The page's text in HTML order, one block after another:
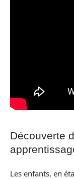
Découverte
Les enfants, en